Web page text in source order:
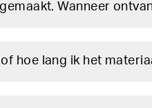
Wanneer
hoe lang ik het